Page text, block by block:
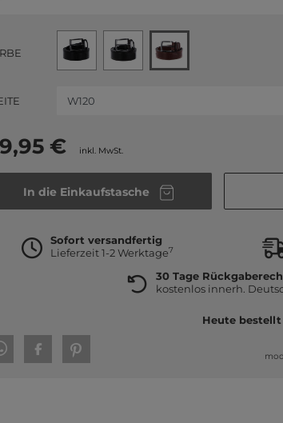
€ inkl. MwSt.
In die Einkaufstasche
Sofort versandfertig
Lieferzeit 1-2 Werktage7
30 Tage
kostenlos innerh.
Heute bestellt